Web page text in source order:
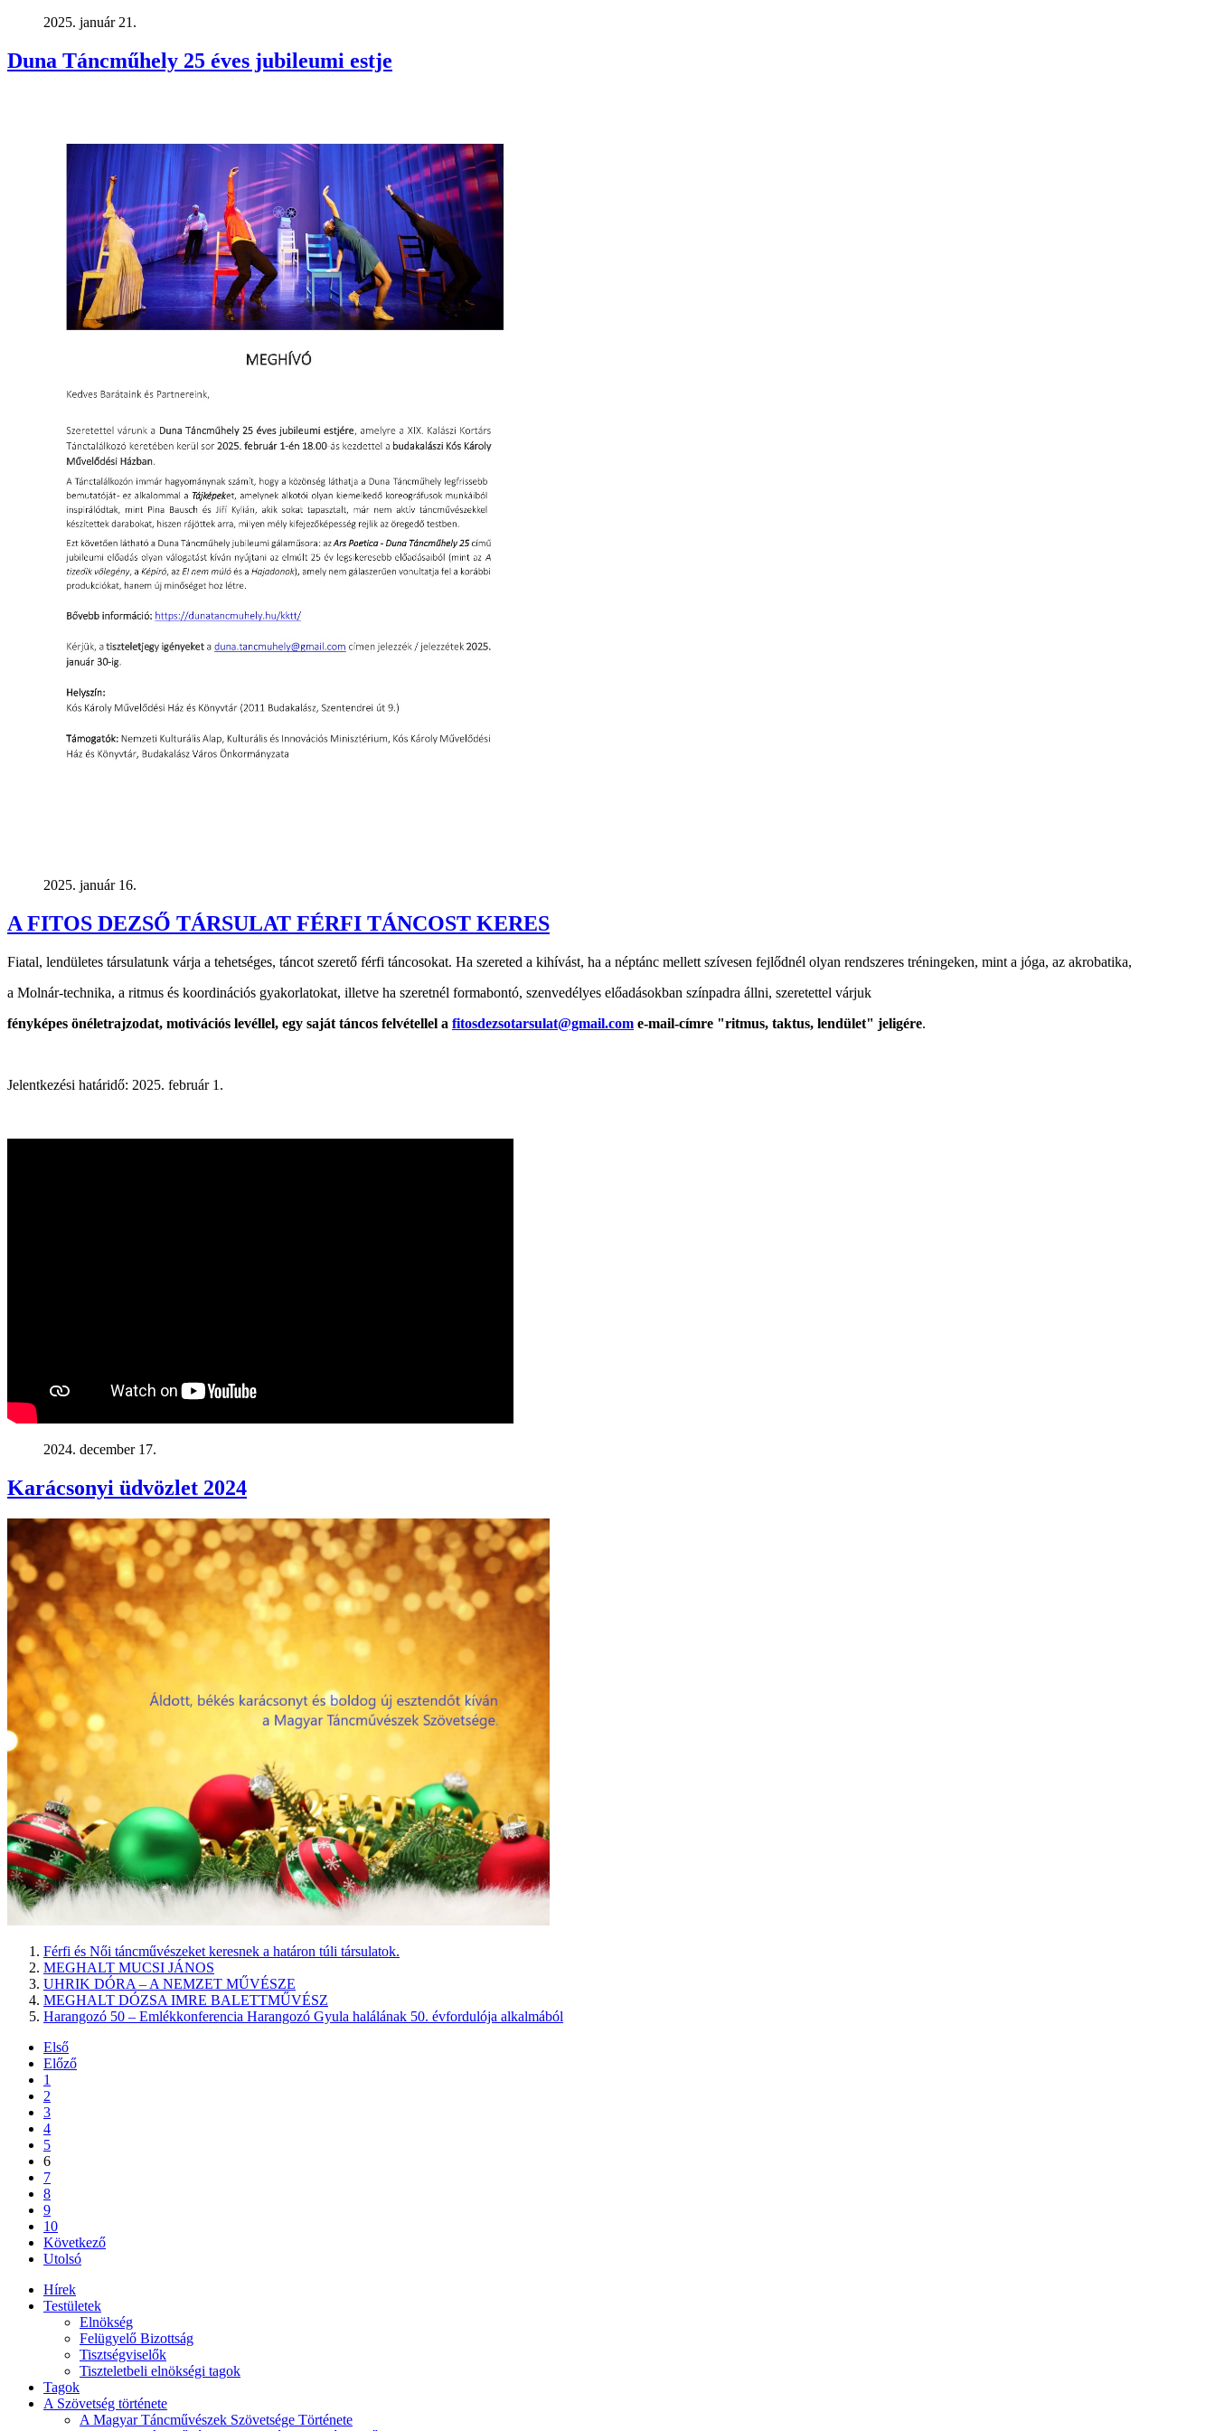
2025. január 21.
Duna Táncműhely 25 éves jubileumi estje
2025. január 16.
A FITOS DEZSŐ TÁRSULAT FÉRFI TÁNCOST KERES
Fiatal, lendületes társulatunk várja a tehetséges, táncot szerető férfi táncosokat. Ha szereted a kihívást, ha a néptánc mellett szívesen fejlődnél olyan rendszeres tréningeken, mint a jóga, az akrobatika,
a Molnár-technika, a ritmus és koordinációs gyakorlatokat, illetve ha szeretnél formabontó, szenvedélyes előadásokban színpadra állni, szeretettel várjuk
fényképes önéletrajzodat, motivációs levéllel, egy saját táncos felvétellel a fitosdezsotarsulat@gmail.com e-mail-címre "ritmus, taktus, lendület" jeligére.
Jelentkezési határidő: 2025. február 1.
2024. december 17.
Karácsonyi üdvözlet 2024
Férfi és Női táncművészeket keresnek a határon túli társulatok.
MEGHALT MUCSI JÁNOS
UHRIK DÓRA – A NEMZET MŰVÉSZE
MEGHALT DÓZSA IMRE BALETTMŰVÉSZ
Harangozó 50 – Emlékkonferencia Harangozó Gyula halálának 50. évfordulója alkalmából
Első
Előző
1
2
3
4
5
6
7
8
9
10
Következő
Utolsó
Hírek
Testületek
Elnökség
Felügyelő Bizottság
Tisztségviselők
Tiszteletbeli elnökségi tagok
Tagok
A Szövetség története
A Magyar Táncművészek Szövetsége Története